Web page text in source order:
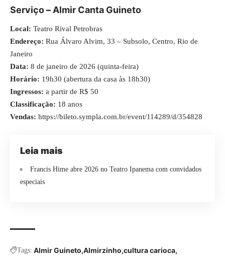
Serviço– Almir Canta Guineto
Local: Teatro Rival Petrobras
Endereço: Rua Álvaro Alvim, 33 – Subsolo, Centro, Rio de
Janeiro
Data: 8 de janeiro de 2026 (quinta-feira)
Horário: 19h30 (abertura da casa às 18h30)
Ingressos: a partir de R$ 50
Classificação: 18 anos
Vendas: https://bileto.sympla.com.br/event/114289/d/354828
Leia mais
Francis Hime abre 2026 no Teatro Ipanema com convidados
especiais
Tags: Almir Guineto Almirzinho cultura carioca